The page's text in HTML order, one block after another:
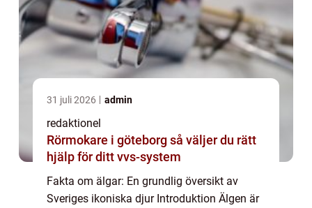
31 juli 2026 admin
redaktionel
Rörmokare i göteborg så väljer du rätt
hjälp för ditt vvs-system
Fakta om älgar: En grundlig översikt av
Sveriges ikoniska djur Introduktion Älgen är